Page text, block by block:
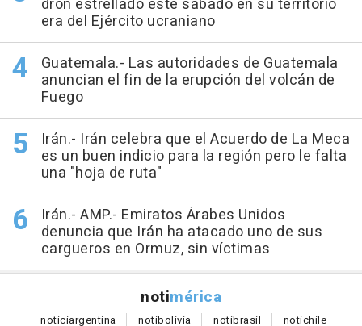
dron estrellado este sábado en su territorio
era del Ejército ucraniano
Guatemala.- Las autoridades de Guatemala
anuncian el fin de la erupción del volcán de
Fuego
Irán.- Irán celebra que el Acuerdo de La Meca
es un buen indicio para la región pero le falta
una "hoja de ruta"
Irán.- AMP.- Emiratos Árabes Unidos
denuncia que Irán ha atacado uno de sus
cargueros en Ormuz, sin víctimas
notimérica
noticiargentina notibolivia notibrasil notichile